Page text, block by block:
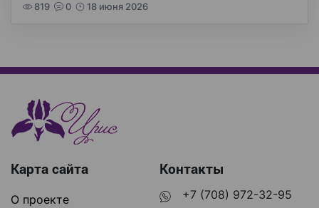
819 0 18 июня 2026
Карта сайта
О проекте
Контакты
+7 (708) 972-32-95